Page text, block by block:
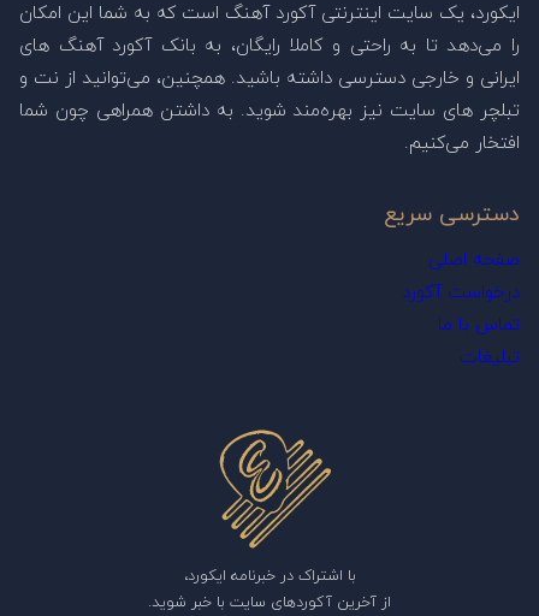
ایکورد، یک سایت اینترنتی آکورد آهنگ است که به شما این امکان
را می‌دهد تا به راحتی و کاملا رایگان، به بانک آکورد آهنگ های
ایرانی و خارجی دسترسی داشته باشید. همچنین، می‌توانید از نت و
تبلچر های سایت نیز بهره‌مند شوید. به داشتن همراهی چون شما
افتخار می‌کنیم.
دسترسی سریع
صفحه اصلی
درخواست آکورد
تماس با ما
تبلیغات
با اشتراک در خبرنامه ایکورد،
از آخرین آکوردهای سایت با خبر شوید.